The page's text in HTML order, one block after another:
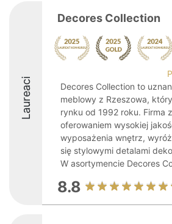
Laureaci
Decores Collection
Decores Collection to
meblowy z Rzeszowa,
rynku od 1992 roku. Firma
oferowaniem wysokiej
wyposażenia wnętrz,
się stylowymi detalami
W asortymencie Decores
8.8